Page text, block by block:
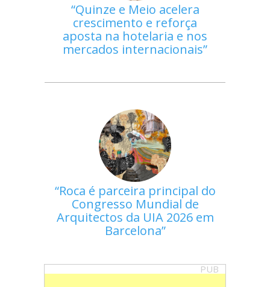
Quinze e Meio acelera
crescimento e reforça
aposta na hotelaria e nos
mercados internacionais
Roca é parceira principal do
Congresso Mundial de
Arquitectos da UIA 2026 em
Barcelona
PUB